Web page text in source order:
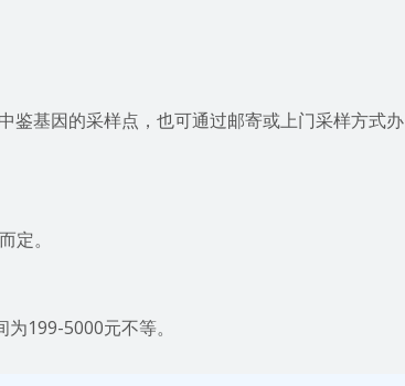
鉴基因的采样点，也可通过邮寄或上门采样方式办
定。
199-5000元不等。